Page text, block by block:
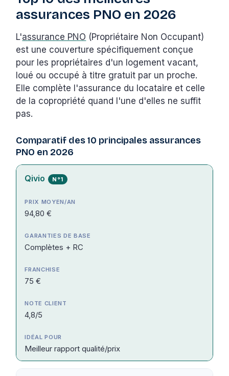
assurances PNO en 2026
L'assurance PNO (Propriétaire Non Occupant)
est une couverture spécifiquement conçue
pour les propriétaires d'un logement vacant,
loué ou occupé à titre gratuit par un proche.
Elle complète l'assurance du locataire et celle
de la copropriété quand l'une d'elles ne suffit
pas.
Comparatif des 10 principales assurances
PNO en 2026
Qivio N°1
94,80 €
Complètes + RC
75 €
4,8/5
Meilleur rapport qualité/prix